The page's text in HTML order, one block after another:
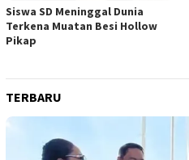
Siswa SD Meninggal Dunia
Terkena Muatan Besi Hollow
Pikap
TERBARU